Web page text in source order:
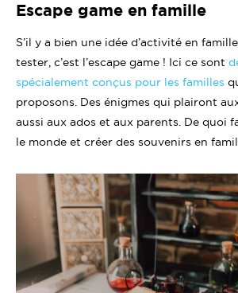
Escape game en famille
S’il y a bien une idée d’activité en
tester, c’est l’escape game ! Ici ce sont
spécialement conçus pour les familles
proposons. Des énigmes qui plairont
aussi aux ados et aux parents. De quoi
le monde et créer des souvenirs en